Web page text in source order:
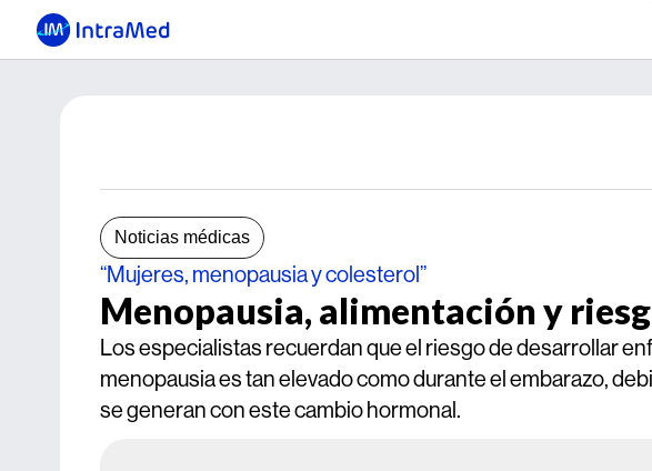
Noticias médicas
“Mujeres, menopausia y colesterol”
Menopausia, alimentación y
Los especialistas recuerdan que el riesgo de desarrollar
menopausia es tan elevado como durante el embarazo,
se generan con este cambio hormonal.